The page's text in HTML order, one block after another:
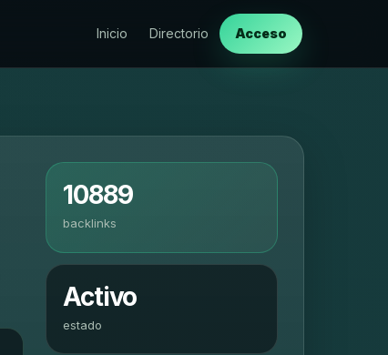
Inicio Directorio Acceso
10889
backlinks
Activo
estado